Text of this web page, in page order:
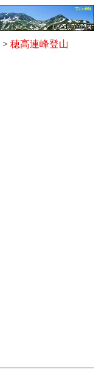
> 穂高連峰登山